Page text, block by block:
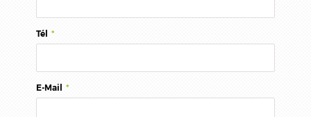
Tél *
E-Mail *